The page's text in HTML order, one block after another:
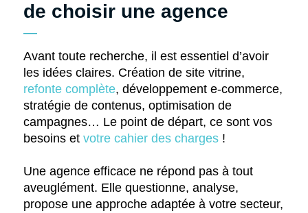
de choisir une agence
Avant toute recherche, il est essentiel d’avoir
les idées claires. Création de site vitrine,
refonte complète, développement e-commerce,
stratégie de contenus, optimisation de
campagnes… Le point de départ, ce sont vos
besoins et votre cahier des charges!
Une agence efficace ne répond pas à tout
aveuglément. Elle questionne, analyse,
propose une approche adaptée à votre secteur,